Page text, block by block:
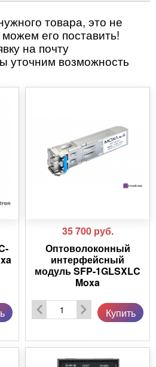
товара, это не
его поставить!
на почту
уточним возможность
35 700 руб.
Оптоволоконный
интерфейсный
модуль SFP-1GLSXLC
Moxa
Купить